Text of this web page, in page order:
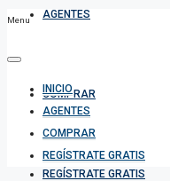
AGENTES
COMPRAR
REGÍSTRATE GRATIS
Menu
INICIO
AGENTES
COMPRAR
REGÍSTRATE GRATIS